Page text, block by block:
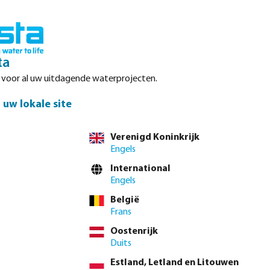
direct via de
1/2" x 1/4" 1/2" x 3/8"
1 1/4" x 1/2" 1 1/4" x 3/4"
voor al uw uitdagende waterprojecten.
uw lokale site
Verenigd Koninkrijk
Engels
International
Engels
België
Frans
Oostenrijk
Duits
Estland, Letland en Litouwen